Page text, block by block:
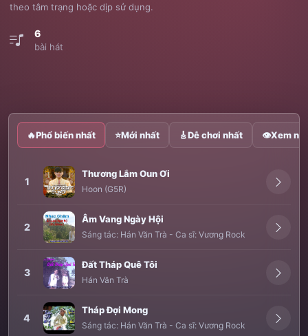
theo tâm trạng hoặc dịp sử dụng.
6
bài hát
🔥Phổ biến nhất ⭐Mới nhất 🎸Dễ chơi nhất 👁Xem
1
Thương Lắm Oun Ơi
Hoon (G5R)
2
Âm Vang Ngày Hội
Sáng tác: Hán Văn Trà - Ca sĩ: Vương Rock
3
Đất Tháp Quê Tôi
Hán Văn Trà
4
Tháp Đợi Mong
Sáng tác: Hán Văn Trà - Ca sĩ: Vương Rock